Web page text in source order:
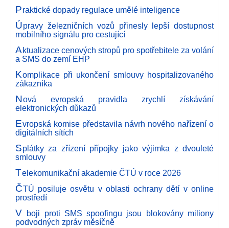
Praktické dopady regulace umělé inteligence
Úpravy železničních vozů přinesly lepší dostupnost
mobilního signálu pro cestující
Aktualizace cenových stropů pro spotřebitele za volání
a SMS do zemí EHP
Komplikace při ukončení smlouvy hospitalizovaného
zákazníka
Nová evropská pravidla zrychlí získávání
elektronických důkazů
Evropská komise představila návrh nového nařízení o
digitálních sítích
Splátky za zřízení přípojky jako výjimka z dvouleté
smlouvy
Telekomunikační akademie ČTÚ v roce 2026
ČTÚ posiluje osvětu v oblasti ochrany dětí v online
prostředí
V boji proti SMS spoofingu jsou blokovány miliony
podvodných zpráv měsíčně